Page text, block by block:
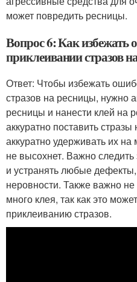
может повредить ресницы.
Вопрос 6: Как избежать
приклеивании стразов
Ответ: Чтобы избежать
стразов на ресницы, нужно
ресницы и нанести клей на
аккуратно поставить
аккуратно удерживать их на
не высохнет. Важно
и устранять любые дефекты,
неровности. Также важно
много клея, так как это
приклеиванию стразов.